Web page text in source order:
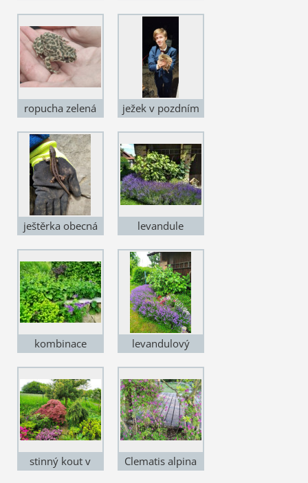
ropucha zelená
ježek v pozdním
zachráněný ze
silnice
ještěrka obecná
levandule
kombinace
pryšců a kakostu
levandulový
stinný kout v
Clematis alpina